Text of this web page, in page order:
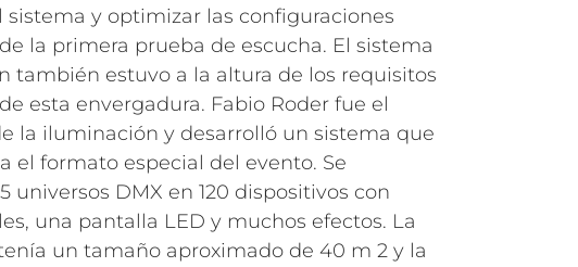
sistema y optimizar las configuraciones
la primera prueba de escucha. El sistema
también estuvo a la altura de los requisitos
esta envergadura. Fabio Roder fue el
la iluminación y desarrolló un sistema que
el formato especial del evento. Se
universos DMX en 120 dispositivos con
una pantalla LED y muchos efectos. La
un tamaño aproximado de 40 m 2 y la